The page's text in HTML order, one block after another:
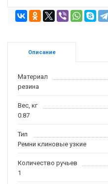
Описание
Материал
резина
Вес, кг
0.87
Тип
Ремни клиновые узкие
Количество ручьев
1